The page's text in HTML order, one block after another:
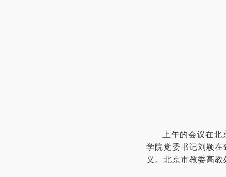
上午的会议在
学院党委书记刘颖
义。北京市教委高